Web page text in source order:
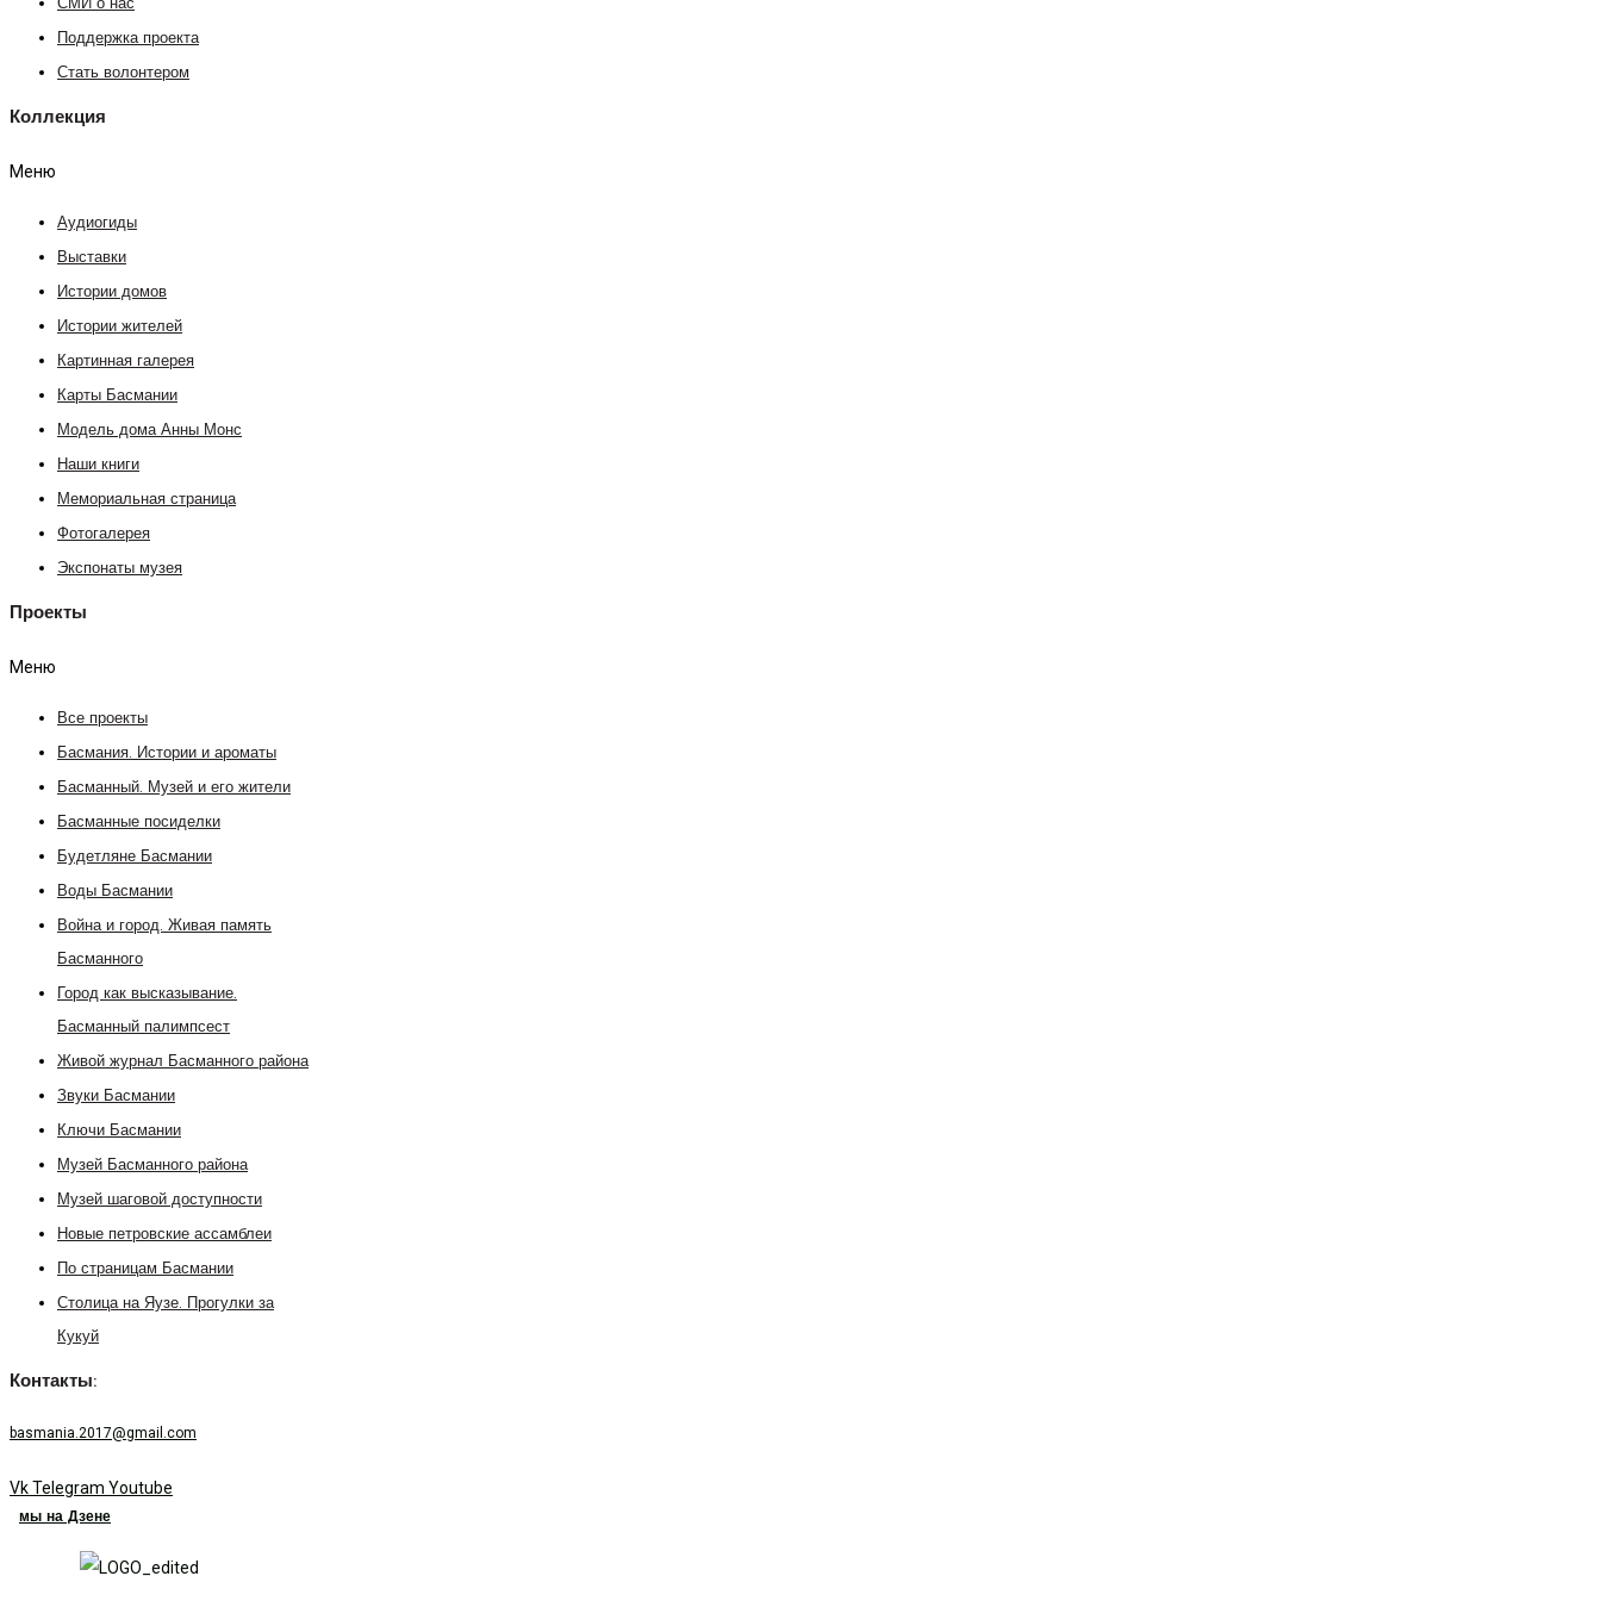
СМИ о нас
Поддержка проекта
Стать волонтером
Коллекция
Меню
Аудиогиды
Выставки
Истории домов
Истории жителей
Картинная галерея
Карты Басмании
Модель дома Анны Монс
Наши книги
Мемориальная страница
Фотогалерея
Экспонаты музея
Проекты
Меню
Все проекты
Басмания. Истории и ароматы
Басманный. Музей и его жители
Басманные посиделки
Будетляне Басмании
Воды Басмании
Война и город. Живая память
Басманного
Город как высказывание.
Басманный палимпсест
Живой журнал Басманного района
Звуки Басмании
Ключи Басмании
Музей Басманного района
Музей шаговой доступности
Новые петровские ассамблеи
По страницам Басмании
Столица на Яузе. Прогулки за
Кукуй
Контакты:
basmania.2017@gmail.com
VkTelegram Youtube
мы на Дзене